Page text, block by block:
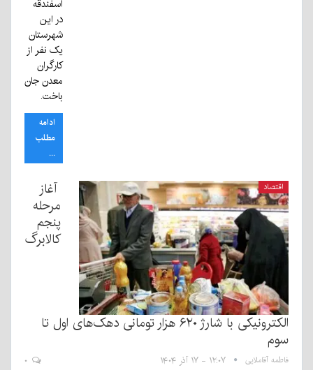
اسفندقه
در این
شهرستان
یک نفر از
کارگران
معدن جان
باخت.
ادامه
مطلب
...
اقتصاد
آغاز
مرحله
پنجم
کالابرگ
الکترونیکی با شارژ ۶۲۰ هزار تومانی دهک‌های اول تا
سوم
فاطمه آقاملایی ۱۲:۰۷ - ۱۷ آذر ۱۴۰۴